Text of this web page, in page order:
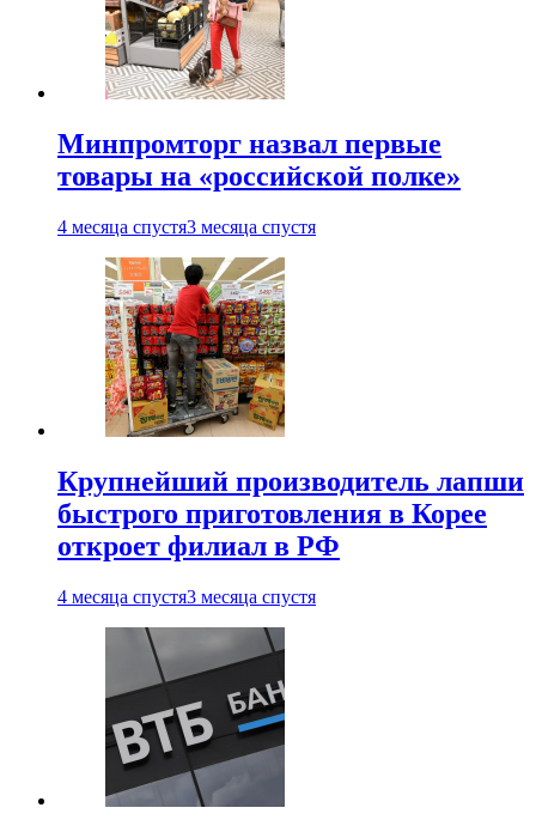
Минпромторг назвал первые
товары на «российской полке»
4 месяца спустя3 месяца спустя
Крупнейший производитель лапши
быстрого приготовления в Корее
откроет филиал в РФ
4 месяца спустя3 месяца спустя